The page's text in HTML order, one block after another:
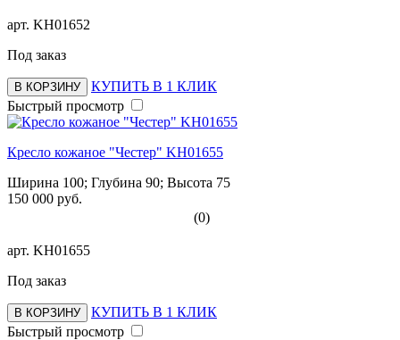
арт. KH01652
Под заказ
В КОРЗИНУ
КУПИТЬ В 1 КЛИК
Быстрый просмотр
Кресло кожаное "Честер" KH01655
Ширина 100; Глубина 90; Высота 75
150 000 руб.
(0)
арт. KH01655
Под заказ
В КОРЗИНУ
КУПИТЬ В 1 КЛИК
Быстрый просмотр